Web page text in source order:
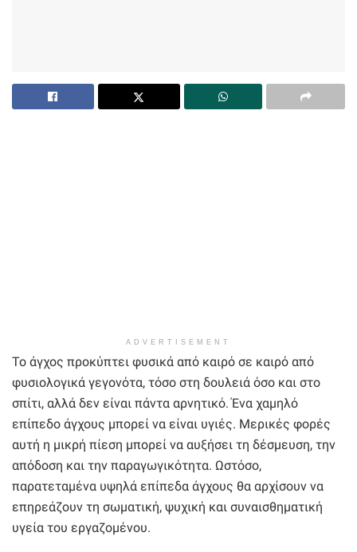
ADVERTISEMENT
Το άγχος προκύπτει φυσικά από καιρό σε καιρό από
φυσιολογικά γεγονότα, τόσο στη δουλειά όσο και στο
σπίτι, αλλά δεν είναι πάντα αρνητικό. Ένα χαμηλό
επίπεδο άγχους μπορεί να είναι υγιές. Μερικές φορές
αυτή η μικρή πίεση μπορεί να αυξήσει τη δέσμευση, την
απόδοση και την παραγωγικότητα. Ωστόσο,
παρατεταμένα υψηλά επίπεδα άγχους θα αρχίσουν να
επηρεάζουν τη σωματική, ψυχική και συναισθηματική
υγεία του εργαζομένου.